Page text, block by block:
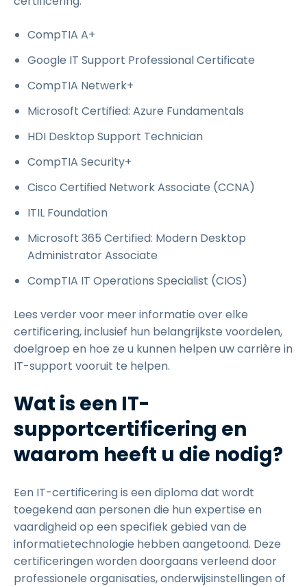
CompTIA A+
Google IT Support Professional Certificate
CompTIA Netwerk+
Microsoft Certified: Azure Fundamentals
HDI Desktop Support Technician
CompTIA Security+
Cisco Certified Network Associate (CCNA)
ITIL Foundation
Microsoft 365 Certified: Modern Desktop
Administrator Associate
CompTIA IT Operations Specialist (CIOS)
Lees verder voor meer informatie over elke
certificering, inclusief hun belangrijkste voordelen,
doelgroep en hoe ze u kunnen helpen uw carrière in
IT-support vooruit te helpen.
Wat is een IT-
supportcertificering en
waarom heeft u die nodig?
Een IT-certificering is een diploma dat wordt
toegekend aan personen die hun expertise en
vaardigheid op een specifiek gebied van de
informatietechnologie hebben aangetoond. Deze
certificeringen worden doorgaans verleend door
professionele organisaties, onderwijsinstellingen of